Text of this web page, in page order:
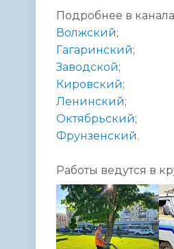
Подробнее в
Волжский;
Гагаринский;
Заводской;
Кировский;
Ленинский;
Октябрьский;
Фрунзенский.
Работы ведутся в